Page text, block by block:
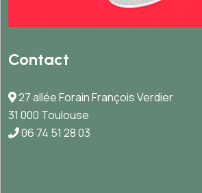
Contact
27 allée Forain François Verdier
31 000 Toulouse
06 74 51 28 03